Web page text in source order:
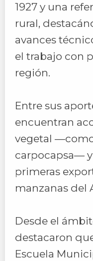
1927 y una
rural,
avances
el trabajo con
región.
Entre sus
encuentran
vegetal
carpocapsa—
primeras
manzanas del
Desde el
destacaron
Escuela